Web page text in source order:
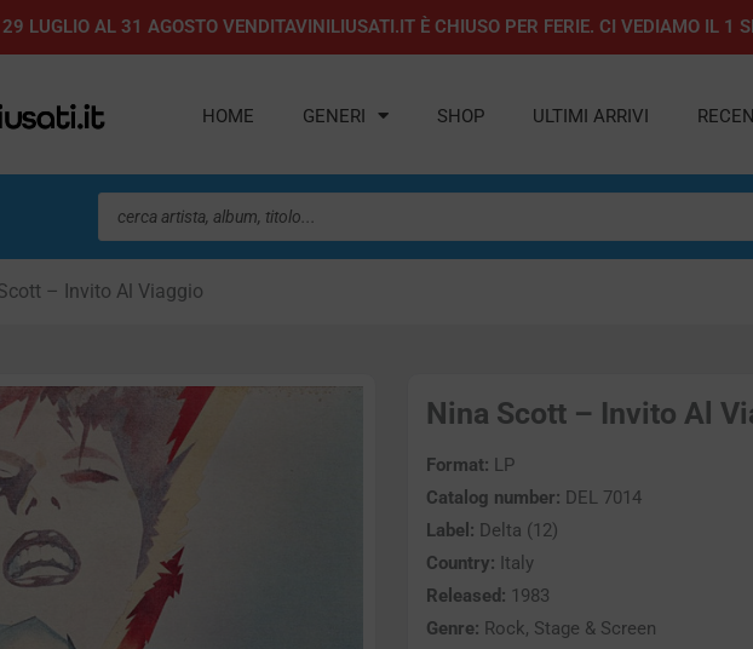
LUGLIO AL 31 AGOSTO VENDITAVINILIUSATI.IT È CHIUSO PER FERIE. CI VEDIAMO IL 1
HOME GENERI SHOP ULTIMI ARRIVI
Ricerca
prodotti
– Invito Al Viaggio
Nina Scott – Invito Al
Format: LP
Catalog number: DEL 7014
Label: Delta (12)
Country: Italy
Released: 1983
Genre: Rock, Stage & Screen